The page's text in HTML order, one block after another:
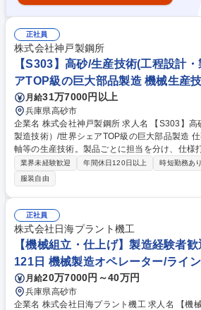
正社員
株式会社神戸製鋼所
【S303】高砂/生産技術(工程設計
アTOP級の巨大部品製造 機械生産
月給31万7000円以上
兵庫県高砂市
企業名 株式会社神戸製鋼所 求人名 【S303】高砂/生産技術（工程設計・
製造技術）/世界シェアTOP級の巨大部品製造 仕事の内容 船舶用クランク
軸等の生産技術。製品ごとに担当を分け、仕様
設計、設備導入、納品まで一気通貫で担当。上
で、製造プロセス全体を最適化する醍醐味があります。 (1)切
する生産技術業務全般（工程設計、製造技術改
としたプロセス検討・設備導入・自動化の推進
コスト見積、製造指示、納品管理。 一般的な「
「製品ごと」に専任。自分が関わった巨大部品
ルの大きさを実感できます。キャリア入社者が
社のハンデはありません。 募集職種 【S303】高砂/生産技術（工程設計・
製造技術）/世界シェアTOP級の巨大部品製造
業界未経験歓迎 年間休日120日以上 時短勤務あり
服装自由
正社員
株式会社日海プラント機工
【機械組立・仕上げ】製造経験者
121日 機械製造オペレーター/ライ
月給20万7000円～40万円
兵庫県高砂市
企業名 株式会社日海プラント機工 求人名 【機械組立・仕上げ】製造経験